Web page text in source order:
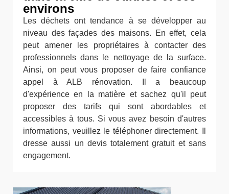
environs
Les déchets ont tendance à se développer au
niveau des façades des maisons. En effet, cela
peut amener les propriétaires à contacter des
professionnels dans le nettoyage de la surface.
Ainsi, on peut vous proposer de faire confiance
appel à ALB rénovation. Il a beaucoup
d'expérience en la matière et sachez qu'il peut
proposer des tarifs qui sont abordables et
accessibles à tous. Si vous avez besoin d'autres
informations, veuillez le téléphoner directement. Il
dresse aussi un devis totalement gratuit et sans
engagement.